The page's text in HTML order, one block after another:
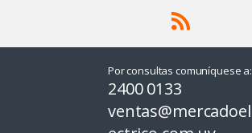
Por consultas comuníquese a:
2400 0133
ventas@mercadoel